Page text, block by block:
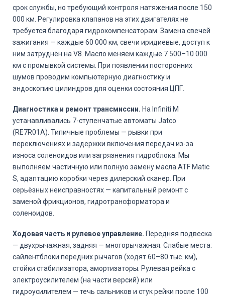
срок службы, но требующий контроля натяжения после 150
000 км. Регулировка клапанов на этих двигателях не
требуется благодаря гидрокомпенсаторам. Замена свечей
зажигания — каждые 60 000 км, свечи иридиевые, доступ к
ним затруднён на V8. Масло меняем каждые 7 500–10 000
км с промывкой системы. При появлении посторонних
шумов проводим компьютерную диагностику и
эндоскопию цилиндров для оценки состояния ЦПГ.
Диагностика и ремонт трансмиссии. На Infiniti M
устанавливались 7-ступенчатые автоматы Jatco
(RE7R01A). Типичные проблемы — рывки при
переключениях и задержки включения передач из-за
износа соленоидов или загрязнения гидроблока. Мы
выполняем частичную или полную замену масла ATF Matic
S, адаптацию коробки через дилерский сканер. При
серьёзных неисправностях — капитальный ремонт с
заменой фрикционов, гидротрансформатора и
соленоидов.
Ходовая часть и рулевое управление. Передняя подвеска
— двухрычажная, задняя — многорычажная. Слабые места:
сайлентблоки передних рычагов (ходят 60–80 тыс. км),
стойки стабилизатора, амортизаторы. Рулевая рейка с
электроусилителем (на части версий) или
гидроусилителем — течь сальников и стук рейки после 100